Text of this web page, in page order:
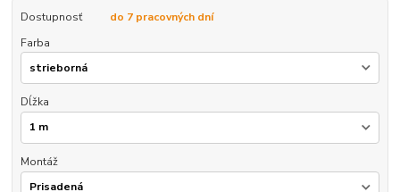
Dostupnosť
do 7 pracovných dní
Farba
Dĺžka
Montáž